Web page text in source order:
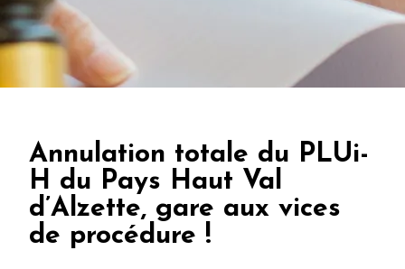
Annulation totale du PLUi-
H du Pays Haut Val
d’Alzette, gare aux vices
de procédure !